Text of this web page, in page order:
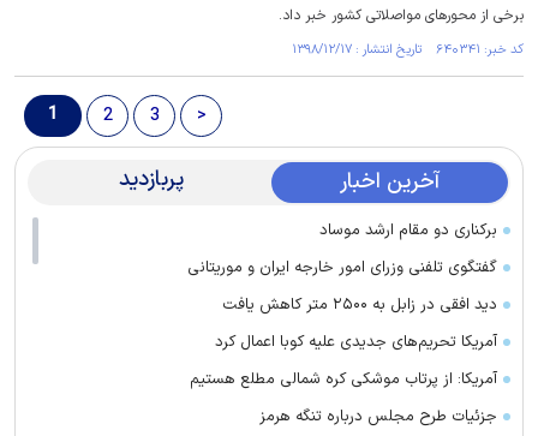
برخی از محورهای مواصلاتی کشور خبر داد.
کد خبر: ۶۴۰۳۴۱ تاریخ انتشار : ۱۳۹۸/۱۲/۱۷
1 2 3 >
آخرین اخبار پربازدید
برکناری دو مقام ارشد موساد
گفتگوی تلفنی وزرای امور خارجه ایران و موریتانی
دید افقی در زابل به ۲۵۰۰ متر کاهش یافت
آمریکا تحریم‌های جدیدی علیه کوبا اعمال کرد
آمریکا: از پرتاب موشکی کره شمالی مطلع هستیم
جزئیات طرح مجلس درباره تنگه هرمز